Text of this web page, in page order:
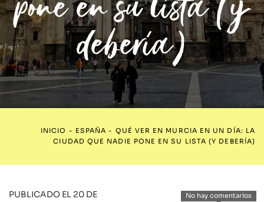
pone en su lista (y
debería)
INICIO - ESPAÑA - QUÉ VER EN MURCIA EN UN DÍA: LA
CIUDAD QUE NADIE PONE EN SU LISTA (Y DEBERÍA)
No hay comentarios
PUBLICADO EL 20 DE